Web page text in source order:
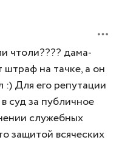
чтоли???? дама-
штраф на тачке, а он
Для его репутации
суд за публичное
служебных
защитой всяческих